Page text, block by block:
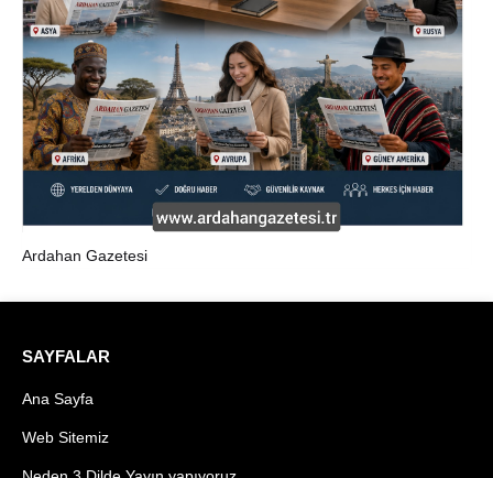
Ardahan Gazetesi
SAYFALAR
Ana Sayfa
Web Sitemiz